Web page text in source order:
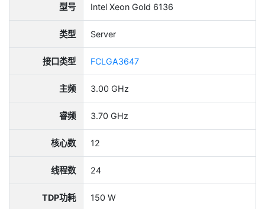
型号 Intel Xeon Gold 6136
类型 Server
接口类型 FCLGA3647
主频 3.00 GHz
睿频 3.70 GHz
核心数 12
线程数 24
TDP功耗 150 W